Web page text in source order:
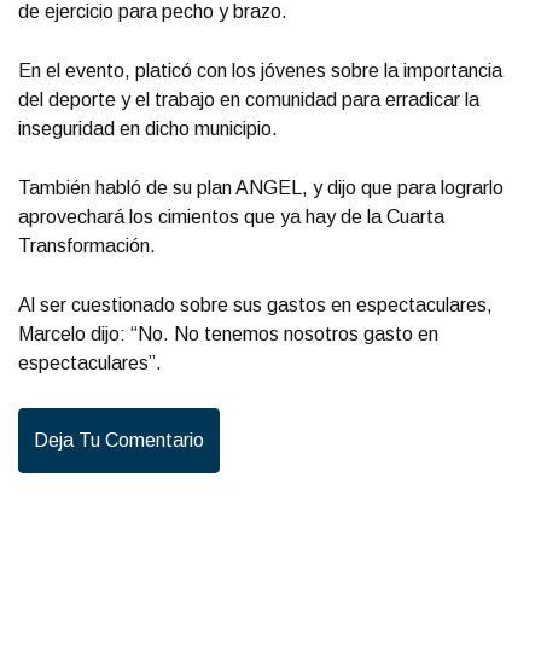
de ejercicio para pecho y brazo.
En el evento, platicó con los jóvenes sobre la importancia
del deporte y el trabajo en comunidad para erradicar la
inseguridad en dicho municipio.
También habló de su plan ANGEL, y dijo que para lograrlo
aprovechará los cimientos que ya hay de la Cuarta
Transformación.
Al ser cuestionado sobre sus gastos en espectaculares,
Marcelo dijo: “No. No tenemos nosotros gasto en
espectaculares”.
Deja Tu Comentario